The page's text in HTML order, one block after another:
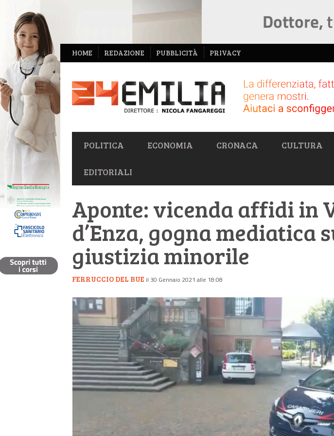
NAVIGAZIONE
SECONDARIA
HOME REDAZIONE PUBBLICITÀ PRIVACY
NAVIGAZIONE
PRIMARIA
POLITICA ECONOMIA CRONACA CULTURA
EDITORIALI
Aponte: vicenda affidi in
d’Enza, gogna mediatica
giustizia minorile
FERRUCCIO DEL BUE il 30 Gennaio 2021 alle 18:08